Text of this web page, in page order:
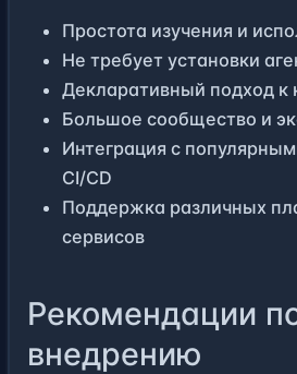
Простота изучения и
Не требует установки
Декларативный подход к
Большое сообщество и
Интеграция с
CI/CD
Поддержка различных
сервисов
Рекомендации
внедрению